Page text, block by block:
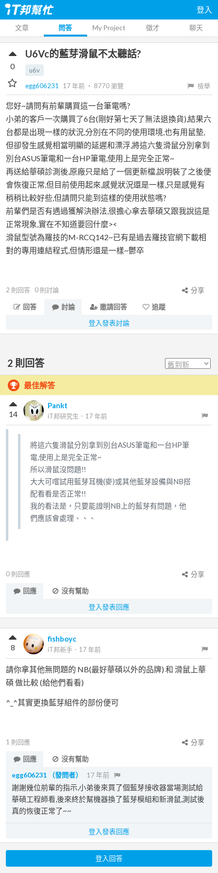
登入
文章 問答 My Project 徵才 聊天
U6Vc的藍芽滑鼠不太聽話?
u6v
egg606231
17 年前 ‧ 8770瀏覽 檢舉
0
您好~請問有前輩購買這一台筆電嗎?
小弟的客戶一次購買了6台(剛好第七天了無法退換貨),結果六
台都是出現一樣的狀況,分別在不同的使用環境,也有用鼠墊,
但卻發生感覺相當明顯的延遲和漂浮,將這六隻滑鼠分別拿到
別台ASUS筆電和一台HP筆電,使用上是完全正常~
再送給華碩診測後,原廠只是給了一個更新檔,說明裝了之後便
會恢復正常,但目前使用起來,感覺狀況還是一樣,只是感覺有
稍稍比較好些,但請問只能到這樣的使用狀態嗎?
前輩們是否有遇過獲解決辦法,很擔心拿去華碩又跟我說這是
正常現象,實在不知道要回什麼><
滑鼠型號為羅技的M-RCQ142~已有是過去羅技官網下載相
對的專用連結程式,但情形還是一樣~鬱卒
2 則回答 0 則討論
分享
回答
討論 邀請回答
追蹤
登入發表討論
2 則回答
最佳解答
Pankt
iT邦研究生 ． 17 年前
14
將這六隻滑鼠分別拿到別台ASUS筆電和一台HP筆
電,使用上是完全正常~
所以滑鼠沒問題!!
大大可嚐試用藍芽耳機(麥)或其他藍芽設備與NB搭
配看看是否正常!!
我的看法是，只要能證明NB上的藍芽有問題，他
們應該會處理、、、
0 則回應
分享
回應
沒有幫助
登入發表回應
fishboyc
iT邦新手 ． 17 年前
8
請你拿其他無問題的 NB(最好華碩以外的品牌) 和 滑鼠上華
碩 做比較 (給他們看看)
^_^其實更換藍芽組件的部份便可
1 則回應
分享
回應
沒有幫助
egg606231
（發問者） 17 年前
謝謝幾位前輩的指示,小弟後來買了個藍芽接收器當場測試給
華碩工程師看,後來終於幫機器換了藍芽模組和新滑鼠,測試後
真的恢復正常了~~
登入發表回應
登入回答